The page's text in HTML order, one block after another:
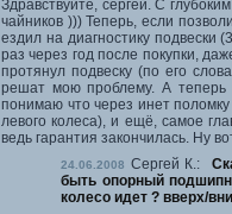
Здравствуйте, сергей. С
чайников ))) Теперь, если
ездил на диагностику подвески
раз через год после покупки,
протянул подвеску (по его
решат мою проблему. А теперь
понимаю что через инет
левого колеса), и ещё, самое
ведь гарантия закончилась. Ну
24.06.2008 Сергей К.:
быть опорный
колесо идет ? вверх/